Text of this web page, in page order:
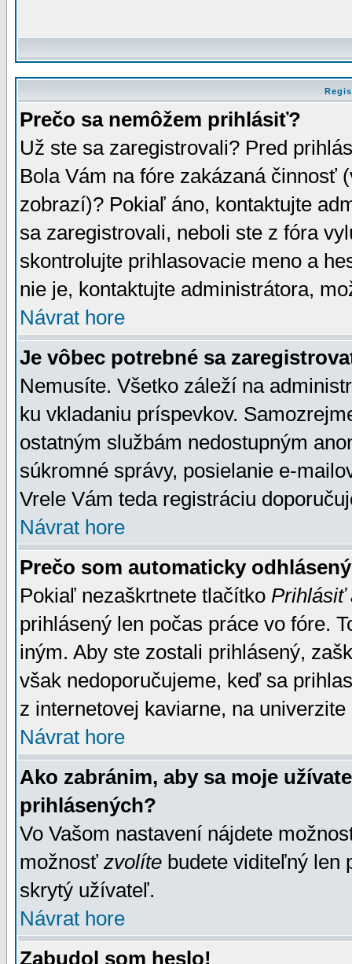
Prečo sa nemôžem prihlásiť?
Už ste sa zaregistrovali? Pred
Bola Vám na fóre zakázaná činnosť
zobrazí)? Pokiaľ áno, kontaktujte
sa zaregistrovali, neboli ste z fóra
skontrolujte prihlasovacie meno a
nie je, kontaktujte administrátora,
Návrat hore
Je vôbec potrebné sa
Nemusíte. Všetko záleží na
ku vkladaniu príspevkov.
ostatným službám nedostupným
súkromné správy, posielanie e-
Vrele Vám teda registráciu
Návrat hore
Prečo som automaticky
Pokiaľ nezaškrtnete tlačítko Prihlásiť
prihlásený len počas práce vo fóre.
iným. Aby ste zostali prihlásený,
však nedoporučujeme, keď sa
z internetovej kaviarne, na univerzite
Návrat hore
Ako zabránim, aby sa moje
prihlásených?
Vo Vašom nastavení nájdete
možnosť zvolíte budete viditeľný len
skrytý užívateľ.
Návrat hore
Zabudol som heslo!